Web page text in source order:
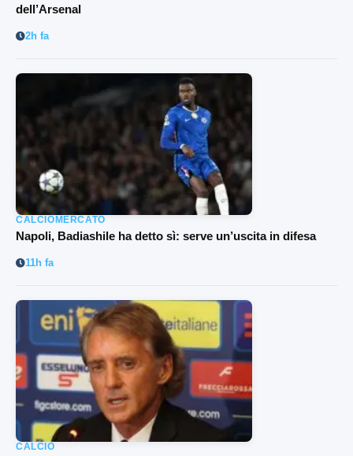
dell’Arsenal
2h fa
CALCIOMERCATO
Napoli, Badiashile ha detto sì: serve un’uscita in difesa
11h fa
CALCIO